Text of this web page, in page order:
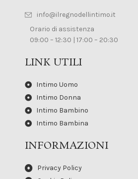
info@ilregnodellintimo.it
Orario di assistenza
09:00 – 12:30 | 17:00 – 20:30
LINK UTILI
Intimo Uomo
Intimo Donna
Intimo Bambino
Intimo Bambina
INFORMAZIONI
Privacy Policy